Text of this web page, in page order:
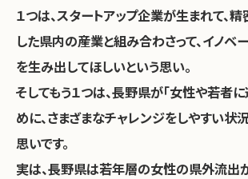
１つは、スタートアップ企業が生まれて、
した県内の産業と組み合わさって、イノベ
を生み出してほしいという思い。
そしてもう１つは、長野県が「女性や若者
めに、さまざまなチャレンジをしやすい状
思いです。
実は、長野県は若年層の女性の県外流出